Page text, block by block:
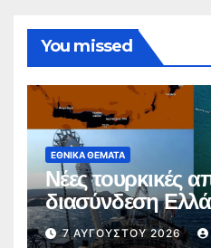
You missed
ΕΘΝΙΚΆ ΘΈΜΑΤΑ
Νέες τουρκικές
διασύνδεση
Ισραήλ
7 ΑΥΓΟΎΣΤΟΥ 2026